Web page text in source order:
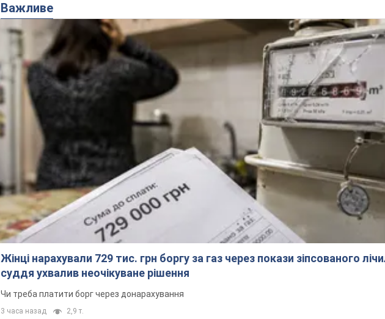
Важливе
Жінці нарахували 729 тис. грн боргу за газ через покази зіпсованого
суддя ухвалив неочікуване рішення
Чи треба платити борг через донарахування
3 часа назад 2,9 т.